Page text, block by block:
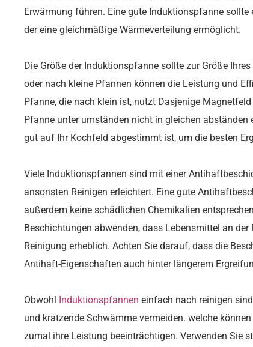
Erwärmung führen. Eine gute Induktionspfanne
der eine gleichmäßige Wärmeverteilung ermöglicht.
Die Größe der Induktionspfanne sollte zur Größe
oder nach kleine Pfannen können die Leistung und
Pfanne, die nach klein ist, nutzt Dasjenige
Pfanne unter umständen nicht in gleichen abständen
gut auf Ihr Kochfeld abgestimmt ist, um die besten
Viele Induktionspfannen sind mit einer
ansonsten Reinigen erleichtert. Eine gute
außerdem keine schädlichen Chemikalien
Beschichtungen abwenden, dass Lebensmittel an
Reinigung erheblich. Achten Sie darauf, dass die
Antihaft-Eigenschaften auch hinter längerem
Obwohl Induktionspfannen einfach nach reinigen
und kratzende Schwämme vermeiden. welche
zumal ihre Leistung beeinträchtigen. Verwenden Sie